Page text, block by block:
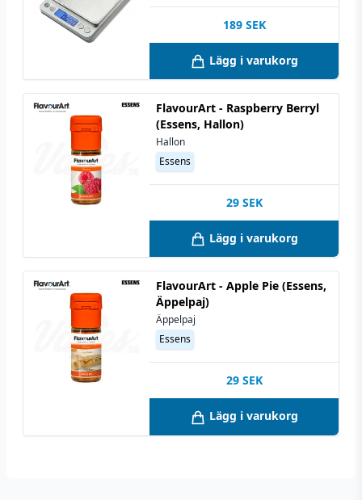
189 SEK
Lägg i varukorg
FlavourArt - Raspberry Berryl
(Essens, Hallon)
Hallon
Essens
29 SEK
Lägg i varukorg
FlavourArt - Apple Pie (Essens,
Äppelpaj)
Äppelpaj
Essens
29 SEK
Lägg i varukorg